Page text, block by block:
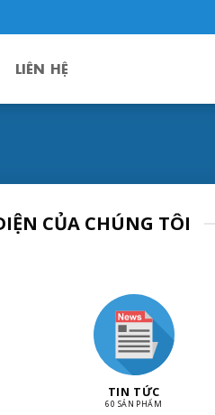
LIÊN HỆ
CỦA CHÚNG TÔI
TIN TỨC
60 SẢN PHẨM